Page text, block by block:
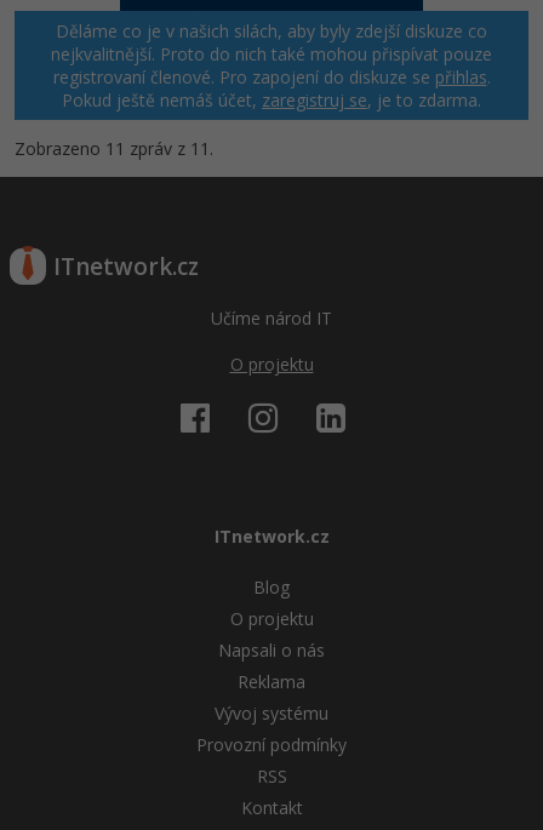
Děláme co je v našich silách, aby byly zdejší diskuze co
nejkvalitnější. Proto do nich také mohou přispívat pouze
registrovaní členové. Pro zapojení do diskuze se přihlas.
Pokud ještě nemáš účet, zaregistruj se, je to zdarma.
Zobrazeno 11 zpráv z 11.
ITnetwork.cz
Učíme národ IT
O projektu
ITnetwork.cz
Blog
O projektu
Napsali o nás
Reklama
Vývoj systému
Provozní podmínky
RSS
Kontakt